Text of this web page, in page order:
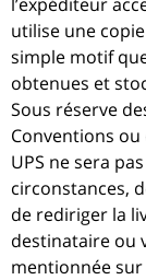
utilise une
simple motif
obtenues et
Sous réserve
Conventions ou
UPS ne sera
circonstances,
de rediriger la
destinataire ou
mentionnée sur